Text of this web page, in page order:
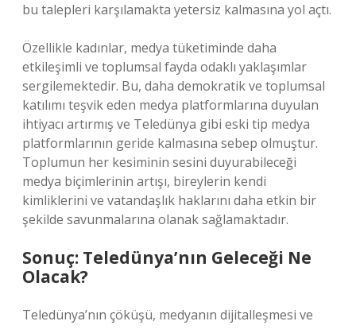
bu talepleri karşılamakta yetersiz kalmasına yol açtı.
Özellikle kadınlar, medya tüketiminde daha
etkileşimli ve toplumsal fayda odaklı yaklaşımlar
sergilemektedir. Bu, daha demokratik ve toplumsal
katılımı teşvik eden medya platformlarına duyulan
ihtiyacı artırmış ve Teledünya gibi eski tip medya
platformlarının geride kalmasına sebep olmuştur.
Toplumun her kesiminin sesini duyurabileceği
medya biçimlerinin artışı, bireylerin kendi
kimliklerini ve vatandaşlık haklarını daha etkin bir
şekilde savunmalarına olanak sağlamaktadır.
Sonuç: Teledünya’nın Geleceği Ne
Olacak?
Teledünya’nın çöküşü, medyanın dijitalleşmesi ve